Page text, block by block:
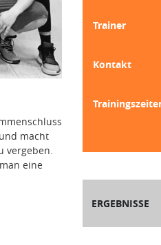
macht
vergeben.
eine
Trainer
Kontakt
ERGEBNISSE